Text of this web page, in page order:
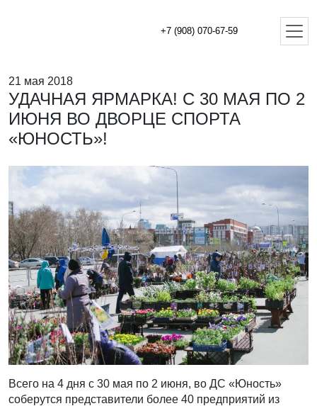
+7 (908) 070-67-59
21 мая 2018
УДАЧНАЯ ЯРМАРКА! С 30 МАЯ ПО 2
ИЮНЯ ВО ДВОРЦЕ СПОРТА
«ЮНОСТЬ»!
Всего на 4 дня с 30 мая по 2 июня, во ДС «Юность»
соберутся представители более 40 предприятий из